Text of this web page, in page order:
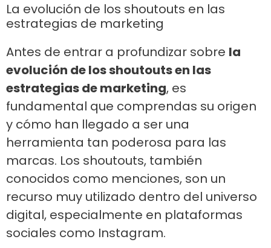
La evolución de los shoutouts en las
estrategias de marketing
Antes de entrar a profundizar sobre la
evolución de los shoutouts en las
estrategias de marketing, es
fundamental que comprendas su origen
y cómo han llegado a ser una
herramienta tan poderosa para las
marcas. Los shoutouts, también
conocidos como menciones, son un
recurso muy utilizado dentro del universo
digital, especialmente en plataformas
sociales como Instagram.